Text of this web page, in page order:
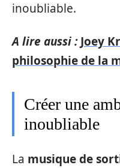
inoubliable.
A lire aussi : Joey
philosophie de la
Créer une
inoubliable
La musique de